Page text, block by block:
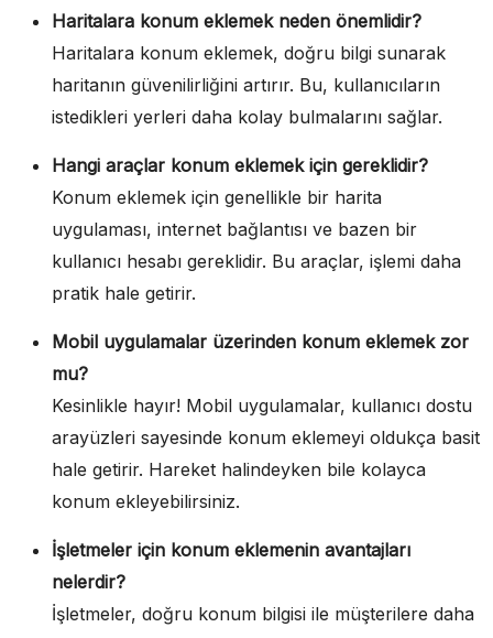
Haritalara konum eklemek neden önemlidir?
Haritalara konum eklemek, doğru bilgi sunarak
haritanın güvenilirliğini artırır. Bu, kullanıcıların
istedikleri yerleri daha kolay bulmalarını sağlar.
Hangi araçlar konum eklemek için gereklidir?
Konum eklemek için genellikle bir harita
uygulaması, internet bağlantısı ve bazen bir
kullanıcı hesabı gereklidir. Bu araçlar, işlemi daha
pratik hale getirir.
Mobil uygulamalar üzerinden konum eklemek zor
mu?
Kesinlikle hayır! Mobil uygulamalar, kullanıcı dostu
arayüzleri sayesinde konum eklemeyi oldukça basit
hale getirir. Hareket halindeyken bile kolayca
konum ekleyebilirsiniz.
İşletmeler için konum eklemenin avantajları
nelerdir?
İşletmeler, doğru konum bilgisi ile müşterilere daha